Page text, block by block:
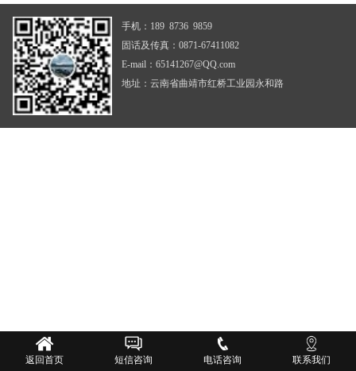
手机：189 8736 9859
固话及传真：0871-67411082
E-mail：65141267@QQ.com
地址：云南省曲靖市红桥工业园永和路
返回首页 短信咨询 电话咨询 联系我们